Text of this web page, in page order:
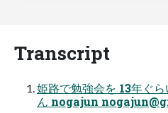
Transcript
姫路で勉強会を 13年ぐ
ん nogajun